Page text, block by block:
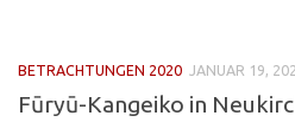
BETRACHTUNGEN 2020 JANUAR 19,
Fūryū-Kangeiko in